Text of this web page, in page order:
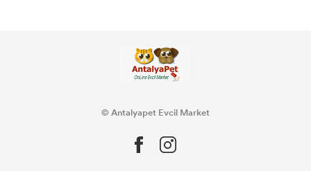
© Antalyapet Evcil Market